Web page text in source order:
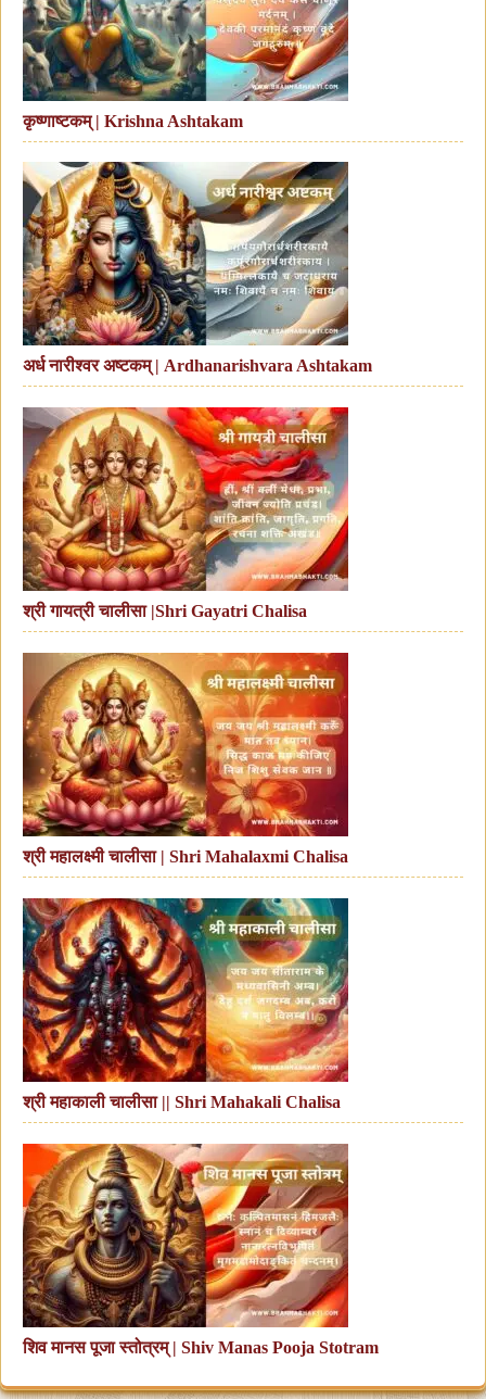
कृष्णाष्टकम् | Krishna Ashtakam
अर्ध नारीश्वर अष्टकम् | Ardhanarishvara Ashtakam
श्री गायत्री चालीसा |Shri Gayatri Chalisa
श्री महालक्ष्मी चालीसा | Shri Mahalaxmi Chalisa
श्री महाकाली चालीसा || Shri Mahakali Chalisa
शिव मानस पूजा स्तोत्रम् | Shiv Manas Pooja Stotram